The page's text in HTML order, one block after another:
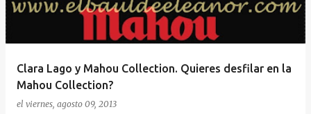
Clara Lago y Mahou Collection. Quieres desfilar en la
Mahou Collection?
el viernes, agosto 09, 2013